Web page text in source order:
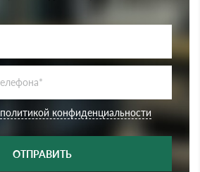
политикой конфиденциальности
ОТПРАВИТЬ